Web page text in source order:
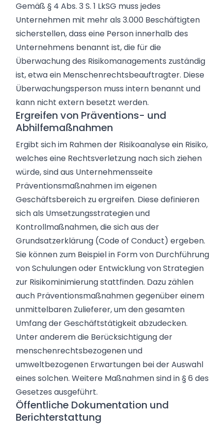
Gemäß § 4 Abs. 3 S. 1 LkSG muss jedes
Unternehmen mit mehr als 3.000 Beschäftigten
sicherstellen, dass eine Person innerhalb des
Unternehmens benannt ist, die für die
Überwachung des Risikomanagements zuständig
ist, etwa ein Menschenrechtsbeauftragter. Diese
Überwachungsperson muss intern benannt und
kann nicht extern besetzt werden.
Ergreifen von Präventions- und
Abhilfemaßnahmen
Ergibt sich im Rahmen der Risikoanalyse ein Risiko,
welches eine Rechtsverletzung nach sich ziehen
würde, sind aus Unternehmensseite
Präventionsmaßnahmen im eigenen
Geschäftsbereich zu ergreifen. Diese definieren
sich als Umsetzungsstrategien und
Kontrollmaßnahmen, die sich aus der
Grundsatzerklärung (Code of Conduct) ergeben.
Sie können zum Beispiel in Form von Durchführung
von Schulungen oder Entwicklung von Strategien
zur Risikominimierung stattfinden. Dazu zählen
auch Präventionsmaßnahmen gegenüber einem
unmittelbaren Zulieferer, um den gesamten
Umfang der Geschäftstätigkeit abzudecken.
Unter anderem die Berücksichtigung der
menschenrechtsbezogenen und
umweltbezogenen Erwartungen bei der Auswahl
eines solchen. Weitere Maßnahmen sind in § 6 des
Gesetzes ausgeführt.
Öffentliche Dokumentation und
Berichterstattung